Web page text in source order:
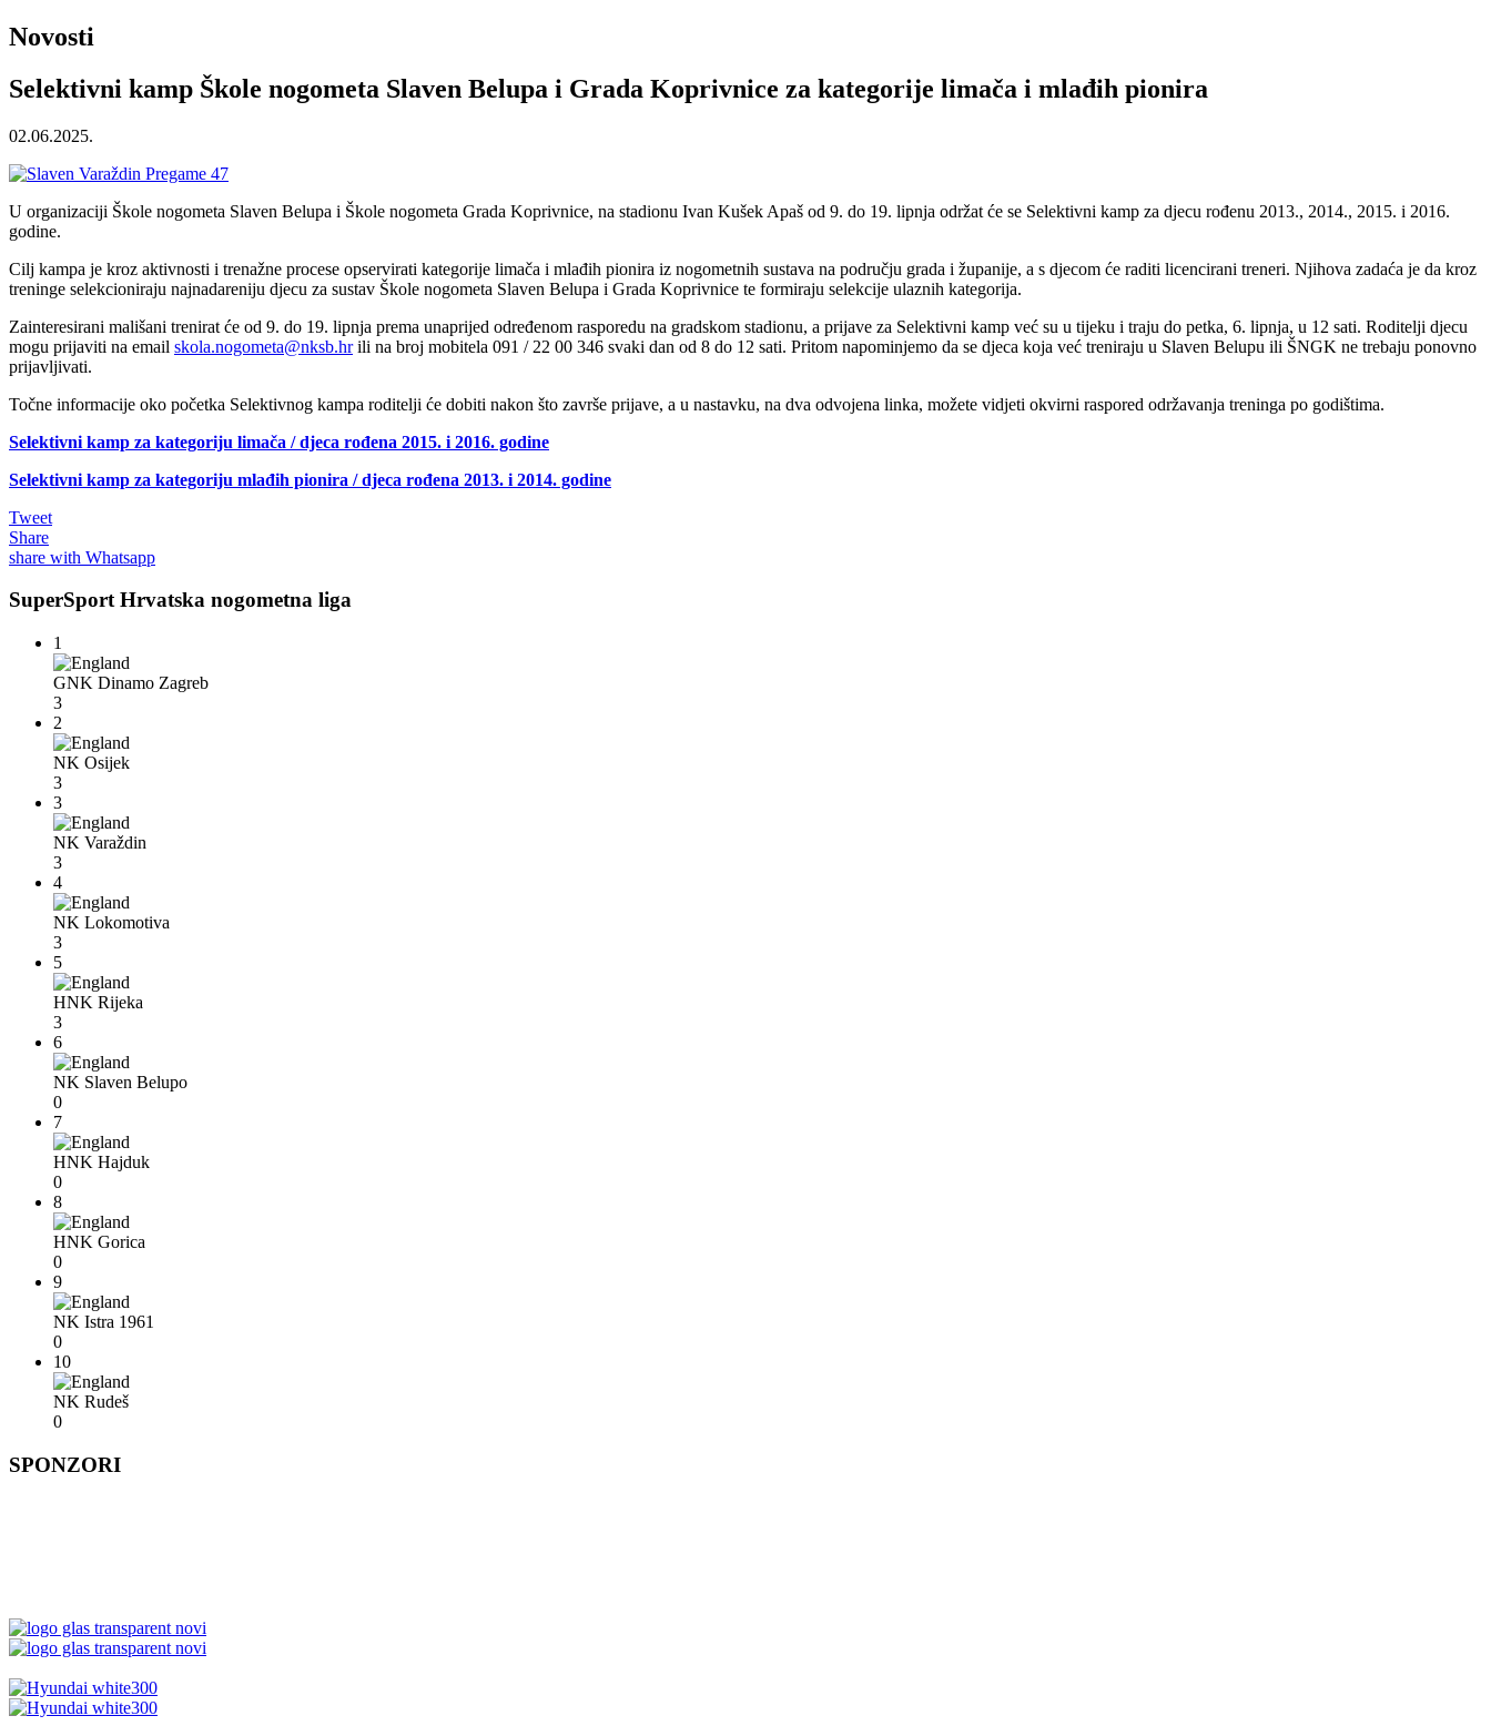
Novosti
Selektivni kamp Škole nogometa Slaven Belupa i Grada Koprivnice za kategorije limača i mlađih pionira
02.06.2025.
U organizaciji Škole nogometa Slaven Belupa i Škole nogometa Grada Koprivnice, na stadionu Ivan Kušek Apaš od 9. do 19. lipnja održat će se Selektivni kamp za djecu rođenu 2013., 2014., 2015. i 2016.
godine.
Cilj kampa je kroz aktivnosti i trenažne procese opservirati kategorije limača i mlađih pionira iz nogometnih sustava na području grada i županije, a s djecom će raditi licencirani treneri. Njihova zadaća je da kroz
treninge selekcioniraju najnadareniju djecu za sustav Škole nogometa Slaven Belupa i Grada Koprivnice te formiraju selekcije ulaznih kategorija.
Zainteresirani mališani trenirat će od 9. do 19. lipnja prema unaprijed određenom rasporedu na gradskom stadionu, a prijave za Selektivni kamp već su u tijeku i traju do petka, 6. lipnja, u 12 sati. Roditelji djecu
mogu prijaviti na email skola.nogometa@nksb.hrili na broj mobitela 091 / 22 00 346 svaki dan od 8 do 12 sati. Pritom napominjemo da se djeca koja već treniraju u Slaven Belupu ili ŠNGK ne trebaju ponovno
prijavljivati.
Točne informacije oko početka Selektivnog kampa roditelji će dobiti nakon što završe prijave, a u nastavku, na dva odvojena linka, možete vidjeti okvirni raspored održavanja treninga po godištima.
Selektivni kamp za kategoriju limača / djeca rođena 2015. i 2016. godine
Selektivni kamp za kategoriju mlađih pionira / djeca rođena 2013. i 2014. godine
Tweet
Share
share with Whatsapp
SuperSport Hrvatska nogometna liga
1
GNK Dinamo Zagreb
3
2
NK Osijek
3
3
NK Varaždin
3
4
NK Lokomotiva
3
5
HNK Rijeka
3
6
NK Slaven Belupo
0
7
HNK Hajduk
0
8
HNK Gorica
0
9
NK Istra 1961
0
10
NK Rudeš
0
SPONZORI